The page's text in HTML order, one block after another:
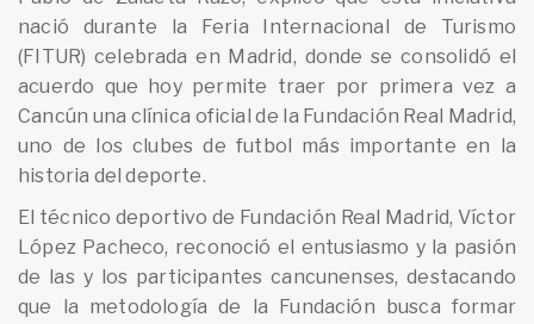
nació durante la Feria Internacional de Turismo
(FITUR) celebrada en Madrid, donde se consolidó el
acuerdo que hoy permite traer por primera vez a
Cancún una clínica oficial de la Fundación Real Madrid,
uno de los clubes de futbol más importante en la
historia del deporte.
El técnico deportivo de Fundación Real Madrid, Víctor
López Pacheco, reconoció el entusiasmo y la pasión
de las y los participantes cancunenses, destacando
que la metodología de la Fundación busca formar